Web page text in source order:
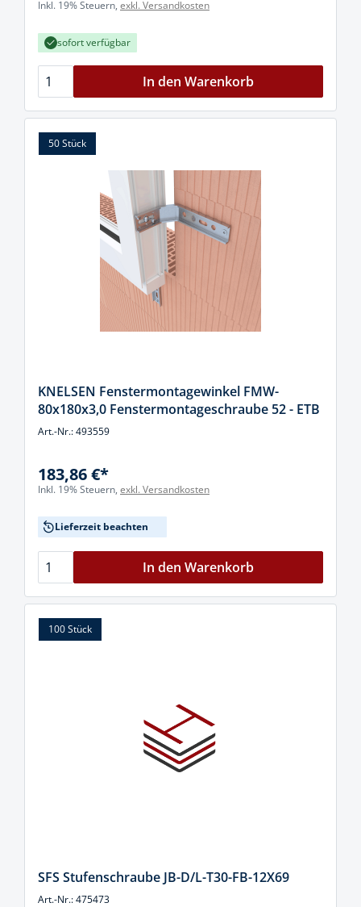
Inkl. 19% Steuern, exkl. Versandkosten
sofort verfügbar
In den Warenkorb
50 Stück
KNELSEN Fenstermontagewinkel FMW-
80x180x3,0 Fenstermontageschraube 52 - ETB
Art.-Nr.: 493559
183,86 €*
Inkl. 19% Steuern, exkl. Versandkosten
Lieferzeit beachten
In den Warenkorb
100 Stück
SFS Stufenschraube JB-D/L-T30-FB-12X69
Art.-Nr.: 475473